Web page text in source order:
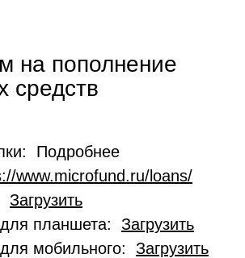
на пополнение
средств
Подробнее
www.microfund.ru/loans/
Загрузить
планшета: Загрузить
мобильного: Загрузить